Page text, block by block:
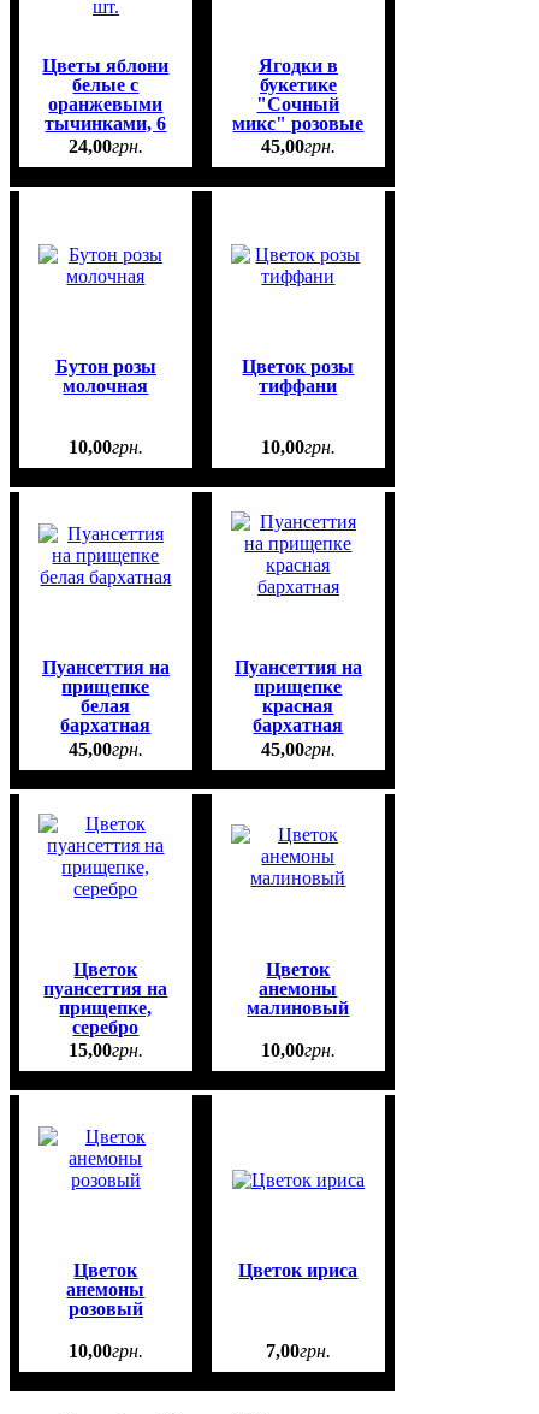
Цветы яблони
белые с
оранжевыми
тычинками, 6
шт.
24,00грн.
Ягодки в
букетике
"Сочный
микс" розовые
45,00грн.
Бутон розы
молочная
10,00грн.
Цветок розы
тиффани
10,00грн.
Пуансеттия на
прищепке
белая
бархатная
45,00грн.
Пуансеттия на
прищепке
красная
бархатная
45,00грн.
Цветок
пуансеттия на
прищепке,
серебро
15,00грн.
Цветок
анемоны
малиновый
10,00грн.
Цветок
анемоны
розовый
10,00грн.
Цветок ириса
7,00грн.